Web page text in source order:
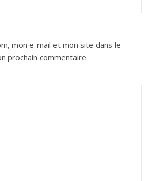
mon e-mail et mon site dans le
prochain commentaire.